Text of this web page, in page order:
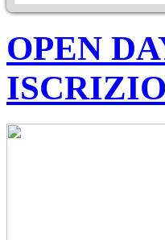
OPEN